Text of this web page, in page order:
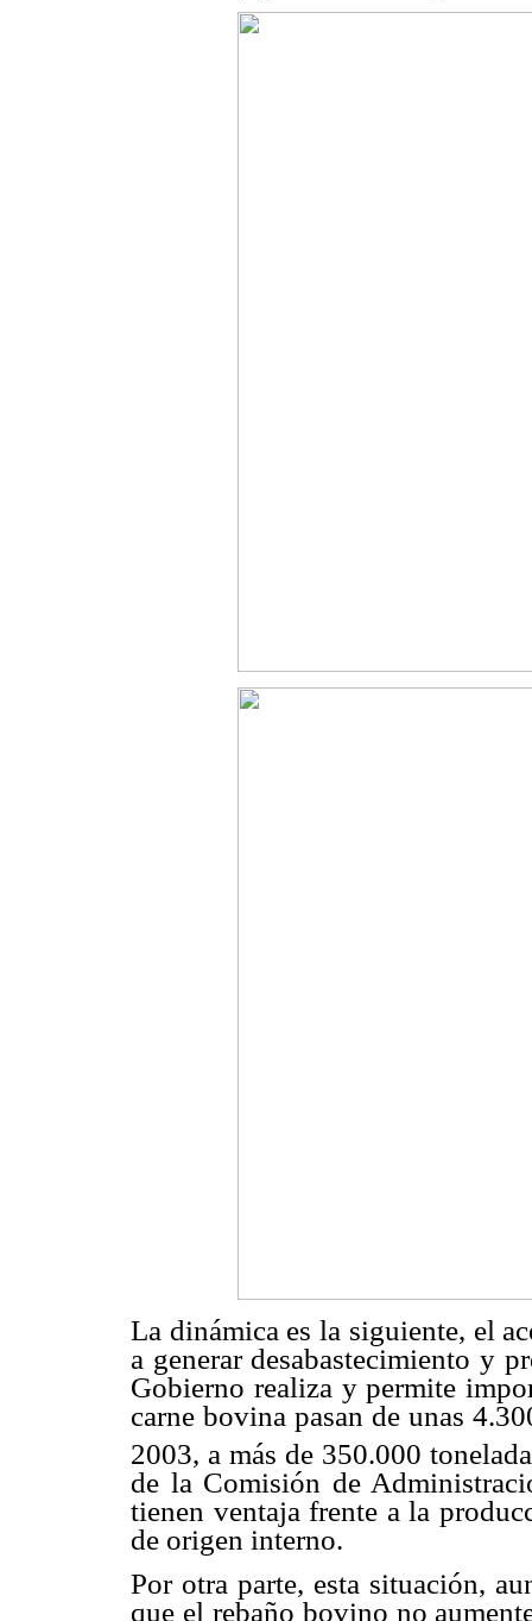
La dinámica es la siguiente, el
a generar desabastecimiento y
Gobierno realiza y permite
carne bovina pasan de unas
2003, a más de 350.000
de la Comisión de
tienen ventaja frente a la
de origen interno.
Por otra parte, esta situación,
que el rebaño bovino no